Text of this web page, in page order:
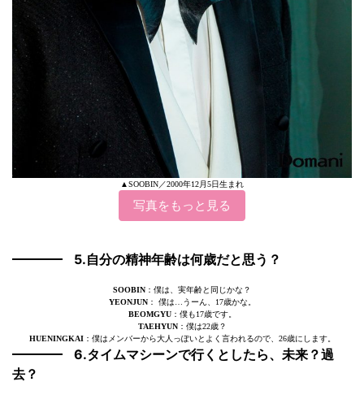
▲SOOBIN／2000年12月5日生まれ
写真をもっと見る
5.自分の精神年齢は何歳だと思う？
SOOBIN ：僕は、実年齢と同じかな？
YEONJUN： 僕は…うーん、17歳かな。
BEOMGYU：僕も17歳です。
TAEHYUN：僕は22歳？
HUENINGKAI：僕はメンバーから大人っぽいとよく言われるので、26歳にします。
6.タイムマシーンで行くとしたら、未来？過
去？